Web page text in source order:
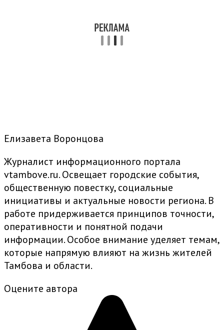
Елизавета Воронцова
Журналист информационного портала
vtambove.ru. Освещает городские события,
общественную повестку, социальные
инициативы и актуальные новости региона. В
работе придерживается принципов точности,
оперативности и понятной подачи
информации. Особое внимание уделяет темам,
которые напрямую влияют на жизнь жителей
Тамбова и области.
Оцените автора